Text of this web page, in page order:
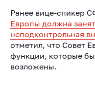
Ранее вице-спикер
Европы должна
неподконтрольная
отметил, что Совет
функции, которые
возложены.